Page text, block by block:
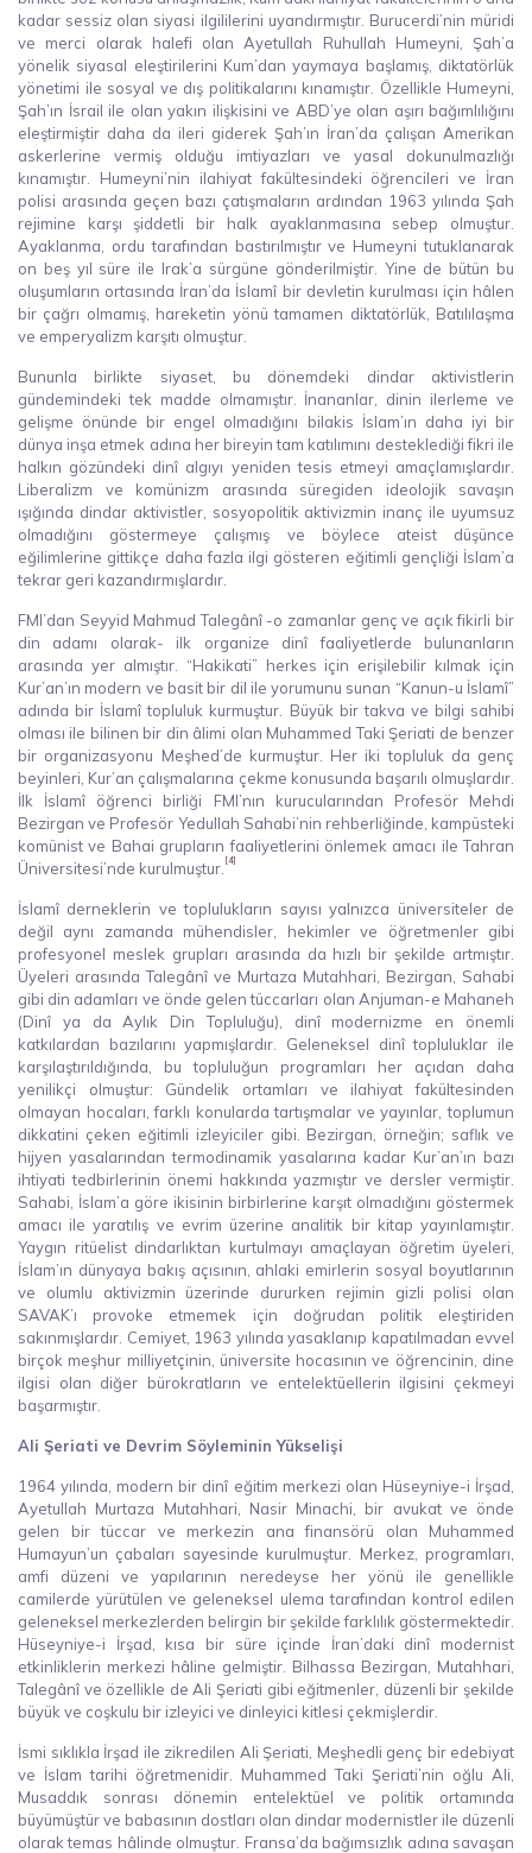
kadar sessiz olan siyasi ilgililerini uyandırmıştır. Burucerdi’nin müridi
ve merci olarak halefi olan Ayetullah Ruhullah Humeyni, Şah’a
yönelik siyasal eleştirilerini Kum’dan yaymaya başlamış, diktatörlük
yönetimi ile sosyal ve dış politikalarını kınamıştır. Özellikle Humeyni,
Şah’ın İsrail ile olan yakın ilişkisini ve ABD’ye olan aşırı bağımlılığını
eleştirmiştir daha da ileri giderek Şah’ın İran’da çalışan Amerikan
askerlerine vermiş olduğu imtiyazları ve yasal dokunulmazlığı
kınamıştır. Humeyni’nin ilahiyat fakültesindeki öğrencileri ve İran
polisi arasında geçen bazı çatışmaların ardından 1963 yılında Şah
rejimine karşı şiddetli bir halk ayaklanmasına sebep olmuştur.
Ayaklanma, ordu tarafından bastırılmıştır ve Humeyni tutuklanarak
on beş yıl süre ile Irak’a sürgüne gönderilmiştir. Yine de bütün bu
oluşumların ortasında İran’da İslamî bir devletin kurulması için hâlen
bir çağrı olmamış, hareketin yönü tamamen diktatörlük, Batılılaşma
ve emperyalizm karşıtı olmuştur.
Bununla birlikte siyaset, bu dönemdeki dindar aktivistlerin
gündemindeki tek madde olmamıştır. İnananlar, dinin ilerleme ve
gelişme önünde bir engel olmadığını bilakis İslam’ın daha iyi bir
dünya inşa etmek adına her bireyin tam katılımını desteklediği fikri ile
halkın gözündeki dinî algıyı yeniden tesis etmeyi amaçlamışlardır.
Liberalizm ve komünizm arasında süregiden ideolojik savaşın
ışığında dindar aktivistler, sosyopolitik aktivizmin inanç ile uyumsuz
olmadığını göstermeye çalışmış ve böylece ateist düşünce
eğilimlerine gittikçe daha fazla ilgi gösteren eğitimli gençliği İslam’a
tekrar geri kazandırmışlardır.
FMI’dan Seyyid Mahmud Talegânî -o zamanlar genç ve açık fikirli bir
din adamı olarak- ilk organize dinî faaliyetlerde bulunanların
arasında yer almıştır. “Hakikati” herkes için erişilebilir kılmak için
Kur’an’ın modern ve basit bir dil ile yorumunu sunan “Kanun-u İslamî”
adında bir İslamî topluluk kurmuştur. Büyük bir takva ve bilgi sahibi
olması ile bilinen bir din âlimi olan Muhammed Taki Şeriati de benzer
bir organizasyonu Meşhed’de kurmuştur. Her iki topluluk da genç
beyinleri, Kur’an çalışmalarına çekme konusunda başarılı olmuşlardır.
İlk İslamî öğrenci birliği FMI’nın kurucularından Profesör Mehdi
Bezirgan ve Profesör Yedullah Sahabi’nin rehberliğinde, kampüsteki
komünist ve Bahai grupların faaliyetlerini önlemek amacı ile Tahran
Üniversitesi’nde kurulmuştur. [4]
İslamî derneklerin ve toplulukların sayısı yalnızca üniversiteler de
değil aynı zamanda mühendisler, hekimler ve öğretmenler gibi
profesyonel meslek grupları arasında da hızlı bir şekilde artmıştır.
Üyeleri arasında Talegânî ve Murtaza Mutahhari, Bezirgan, Sahabi
gibi din adamları ve önde gelen tüccarları olan Anjuman-e Mahaneh
(Dinî ya da Aylık Din Topluluğu), dinî modernizme en önemli
katkılardan bazılarını yapmışlardır. Geleneksel dinî topluluklar ile
karşılaştırıldığında, bu topluluğun programları her açıdan daha
yenilikçi olmuştur: Gündelik ortamları ve ilahiyat fakültesinden
olmayan hocaları, farklı konularda tartışmalar ve yayınlar, toplumun
dikkatini çeken eğitimli izleyiciler gibi. Bezirgan, örneğin; saflık ve
hijyen yasalarından termodinamik yasalarına kadar Kur’an’ın bazı
ihtiyati tedbirlerinin önemi hakkında yazmıştır ve dersler vermiştir.
Sahabi, İslam’a göre ikisinin birbirlerine karşıt olmadığını göstermek
amacı ile yaratılış ve evrim üzerine analitik bir kitap yayınlamıştır.
Yaygın ritüelist dindarlıktan kurtulmayı amaçlayan öğretim üyeleri,
İslam’ın dünyaya bakış açısının, ahlaki emirlerin sosyal boyutlarının
ve olumlu aktivizmin üzerinde dururken rejimin gizli polisi olan
SAVAK’ı provoke etmemek için doğrudan politik eleştiriden
sakınmışlardır. Cemiyet, 1963 yılında yasaklanıp kapatılmadan evvel
birçok meşhur milliyetçinin, üniversite hocasının ve öğrencinin, dine
ilgisi olan diğer bürokratların ve entelektüellerin ilgisini çekmeyi
başarmıştır.
Ali Şeriati ve Devrim Söyleminin Yükselişi
1964 yılında, modern bir dinî eğitim merkezi olan Hüseyniye-i İrşad,
Ayetullah Murtaza Mutahhari, Nasir Minachi, bir avukat ve önde
gelen bir tüccar ve merkezin ana finansörü olan Muhammed
Humayun’un çabaları sayesinde kurulmuştur. Merkez, programları,
amfi düzeni ve yapılarının neredeyse her yönü ile genellikle
camilerde yürütülen ve geleneksel ulema tarafından kontrol edilen
geleneksel merkezlerden belirgin bir şekilde farklılık göstermektedir.
Hüseyniye-i İrşad, kısa bir süre içinde İran’daki dinî modernist
etkinliklerin merkezi hâline gelmiştir. Bilhassa Bezirgan, Mutahhari,
Talegânî ve özellikle de Ali Şeriati gibi eğitmenler, düzenli bir şekilde
büyük ve coşkulu bir izleyici ve dinleyici kitlesi çekmişlerdir.
İsmi sıklıkla İrşad ile zikredilen Ali Şeriati, Meşhedli genç bir edebiyat
ve İslam tarihi öğretmenidir. Muhammed Taki Şeriati’nin oğlu Ali,
Musaddık sonrası dönemin entelektüel ve politik ortamında
büyümüştür ve babasının dostları olan dindar modernistler ile düzenli
olarak temas hâlinde olmuştur. Fransa’da bağımsızlık adına savaşan